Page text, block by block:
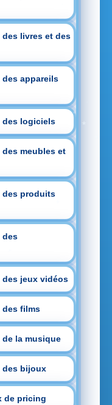
des livres et des
des appareils
des logiciels
des meubles et
des produits
des
des jeux vidéos
des films
de la musique
des bijoux
de pricing